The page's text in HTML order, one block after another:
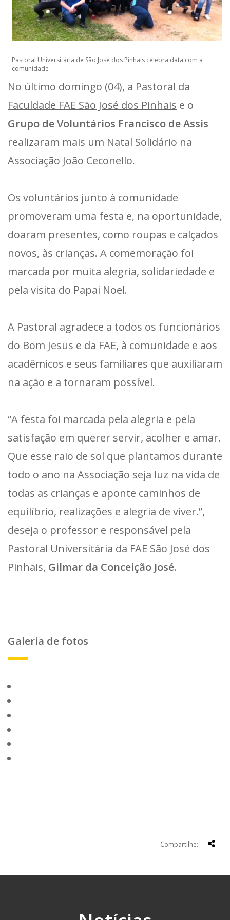
Pastoral Universitária de São José dos Pinhais celebra data com a
comunidade
No último domingo (04), a Pastoral da
Faculdade FAE São José dos Pinhais e o
Grupo de Voluntários Francisco de Assis
realizaram mais um Natal Solidário na
Associação João Ceconello.
Os voluntários junto à comunidade
promoveram uma festa e, na oportunidade,
doaram presentes, como roupas e calçados
novos, às crianças. A comemoração foi
marcada por muita alegria, solidariedade e
pela visita do Papai Noel.
A Pastoral agradece a todos os funcionários
do Bom Jesus e da FAE, à comunidade e aos
acadêmicos e seus familiares que auxiliaram
na ação e a tornaram possível.
“A festa foi marcada pela alegria e pela
satisfação em querer servir, acolher e amar.
Que esse raio de sol que plantamos durante
todo o ano na Associação seja luz na vida de
todas as crianças e aponte caminhos de
equilíbrio, realizações e alegria de viver.”,
deseja o professor e responsável pela
Pastoral Universitária da FAE São José dos
Pinhais, Gilmar da Conceição José.
Galeria de fotos
Compartilhe: